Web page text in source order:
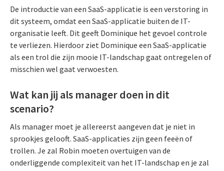
De introductie van een SaaS-applicatie is een verstoring in
dit systeem, omdat een SaaS-applicatie buiten de IT-
organisatie leeft. Dit geeft Dominique het gevoel controle
te verliezen. Hierdoor ziet Dominique een SaaS-applicatie
als een trol die zijn mooie IT-landschap gaat ontregelen of
misschien wel gaat verwoesten.
Wat kan jij als manager doen in dit
scenario?
Als manager moet je allereerst aangeven dat je niet in
sprookjes gelooft. SaaS-applicaties zijn geen feeën of
trollen. Je zal Robin moeten overtuigen van de
onderliggende complexiteit van het IT-landschap en je zal